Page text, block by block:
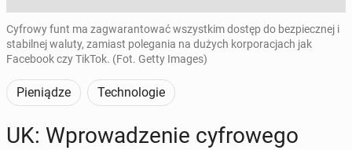
Cyfrowy funt ma zagwarantować wszystkim dostęp do bezpiecznej i
stabilnej waluty, zamiast polegania na dużych korporacjach jak
Facebook czy TikTok. (Fot. Getty Images)
Pieniądze Technologie
UK: Wpro­wa­dze­nie cy­fro­we­go